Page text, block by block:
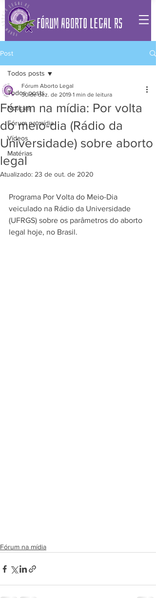
FÓRUM ABORTO LEGAL RS
Post
Todos posts
Notícias
Fórum na mídia
Vídeos
Matérias
Todos posts
Fórum na mídia: Por volta
do meio-dia (Rádio da
Universidade) sobre aborto
legal
Fórum Aborto Legal
30 de dez. de 2019 1 min de leitura
Atualizado: 23 de out. de 2020
Programa Por Volta do Meio-Dia
veiculado na Rádio da Universidade
(UFRGS) sobre os parâmetros do aborto
legal hoje, no Brasil.
Fórum na mídia